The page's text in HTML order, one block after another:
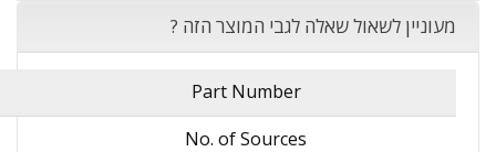
מעוניין לשאול שאלה לגבי המוצר הזה ?
Part Number
No. of Sources